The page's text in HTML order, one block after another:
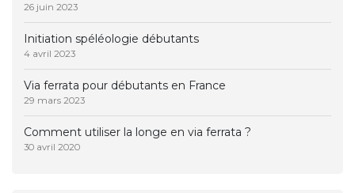
26 juin 2023
Initiation spéléologie débutants
4 avril 2023
Via ferrata pour débutants en France
29 mars 2023
Comment utiliser la longe en via ferrata ?
30 avril 2020